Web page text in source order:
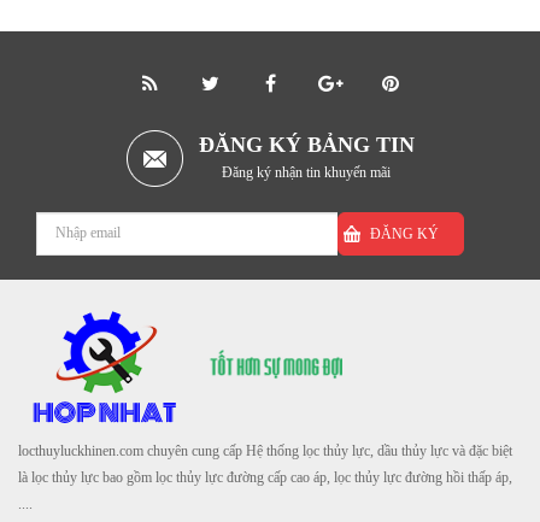
ĐĂNG KÝ BẢNG TIN
Đăng ký nhận tin khuyến mãi
ĐĂNG KÝ
locthuyluckhinen.com chuyên cung cấp Hệ thống lọc thủy lực, dầu thủy lực và đặc biệt
là lọc thủy lực bao gồm lọc thủy lực đường cấp cao áp, lọc thủy lực đường hồi thấp áp,